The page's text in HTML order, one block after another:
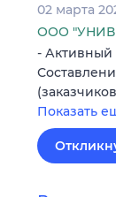
02 марта
ООО
- Активный
Показать